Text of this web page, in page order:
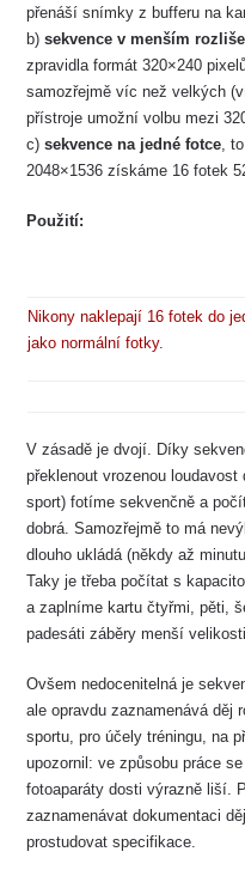
přenáší snímky z bufferu na
b)sekvence v menším
zpravidla formát 320×240
samozřejmě víc než velkých
přístroje umožní volbu mezi
c)sekvence na jedné fotce,
2048×1536 získáme 16 fotek
Použití:
Nikony naklepají 16 fotek do
jako normální fotky.
V zásadě je dvojí. Díky
překlenout vrozenou
sport) fotíme sekvenčně a
dobrá. Samozřejmě to má
dlouho ukládá (někdy až
Taky je třeba počítat s
a zaplníme kartu čtyřmi, pěti,
padesáti záběry menší
Ovšem nedocenitelná je
ale opravdu zaznamenává děj
sportu, pro účely tréningu, na
upozornil: ve způsobu práce
fotoaparáty dosti výrazně liší.
zaznamenávat dokumentaci
prostudovat specifikace.